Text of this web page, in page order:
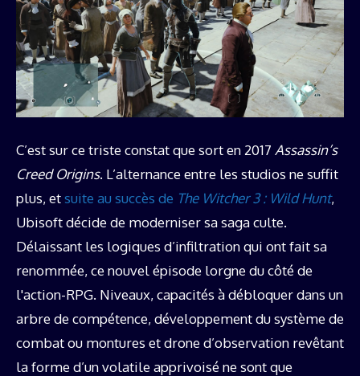
C’est sur ce triste constat que sort en 2017 Assassin’s
Creed Origins. L’alternance entre les studios ne suffit
plus, etsuite au succès de The Witcher 3 : Wild Hunt,
Ubisoft décide de moderniser sa saga culte.
Délaissant les logiques d’infiltration qui ont fait sa
renommée, ce nouvel épisode lorgne du côté de
l'action-RPG. Niveaux, capacités à débloquer dans un
arbre de compétence, développement du système de
combat ou montures et drone d’observation revêtant
la forme d’un volatile apprivoisé ne sont que